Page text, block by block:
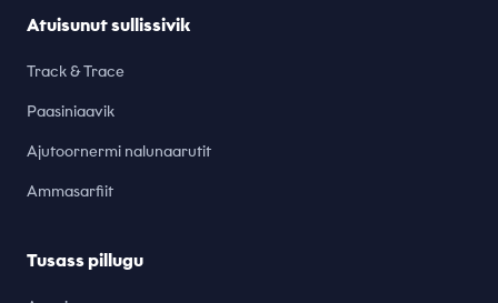
Atuisunut sullissivik
Track & Trace
Paasiniaavik
Ajutoornermi nalunaarutit
Ammasarfiit
Tusass pillugu